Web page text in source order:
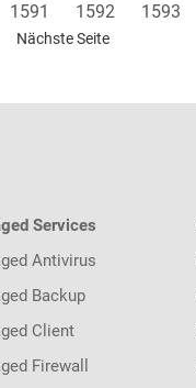
1591 1592 1593
Nächste Seite
Services
Antivirus
Backup
Client
Firewall